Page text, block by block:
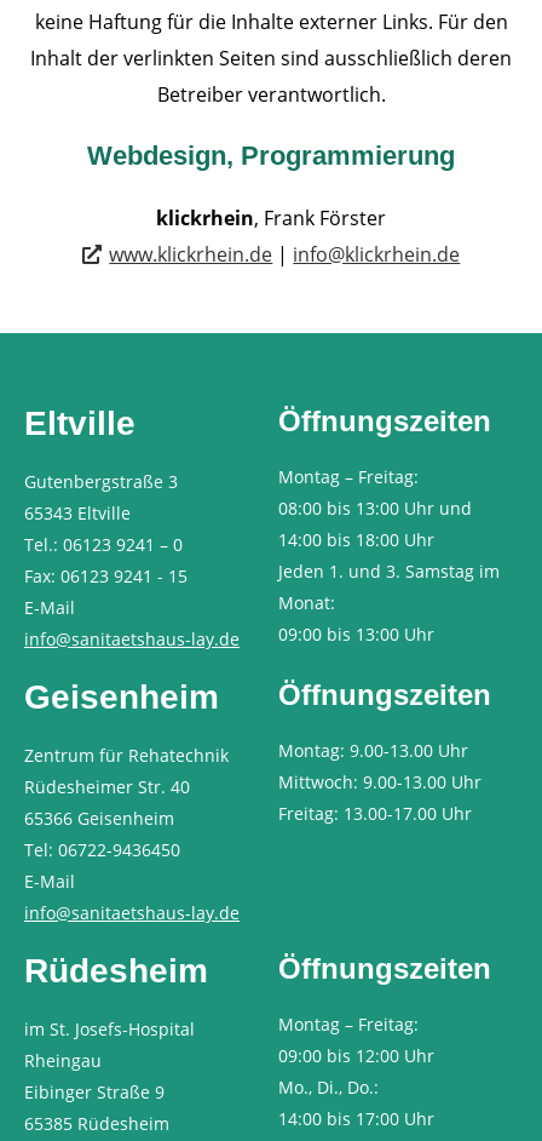
keine Haftung für die Inhalte externer Links. Für den
Inhalt der verlinkten Seiten sind ausschließlich deren
Betreiber verantwortlich.
Webdesign, Programmierung
klickrhein, Frank Förster
www.klickrhein.de | info@klickrhein.de
Eltville
Gutenbergstraße 3
65343 Eltville
Tel.: 06123 9241 – 0
Fax: 06123 9241 - 15
E-Mail
info@sanitaetshaus-lay.de
Öffnungszeiten
Montag – Freitag:
08:00 bis 13:00 Uhr und
14:00 bis 18:00 Uhr
Jeden 1. und 3. Samstag im
Monat:
09:00 bis 13:00 Uhr
Geisenheim
Zentrum für Rehatechnik
Rüdesheimer Str. 40
65366 Geisenheim
Tel: 06722-9436450
E-Mail
info@sanitaetshaus-lay.de
Öffnungszeiten
Montag: 9.00-13.00 Uhr
Mittwoch: 9.00-13.00 Uhr
Freitag: 13.00-17.00 Uhr
Rüdesheim
im St. Josefs-Hospital
Rheingau
Eibinger Straße 9
65385 Rüdesheim
Öffnungszeiten
Montag – Freitag:
09:00 bis 12:00 Uhr
Mo., Di., Do.:
14:00 bis 17:00 Uhr